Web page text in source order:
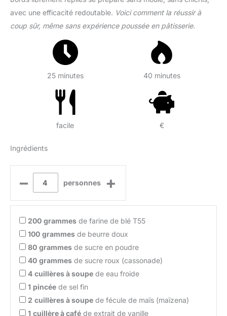
avec une efficacité redoutable. Voici comment la réussir à
coup sûr, même sans expérience poussée en pâtisserie.
25 minutes 40 minutes
facile €
Ingrédients
– personnes +
200 grammes de farine de blé T55
100 grammes de beurre doux
80 grammes de sucre en poudre
40 grammes de sucre roux (cassonade)
4 cuillères à soupe de eau froide
1 pincée de sel fin
2 cuillères à soupe de fécule de maïs (maïzena)
1 cuillère à café de extrait de vanille